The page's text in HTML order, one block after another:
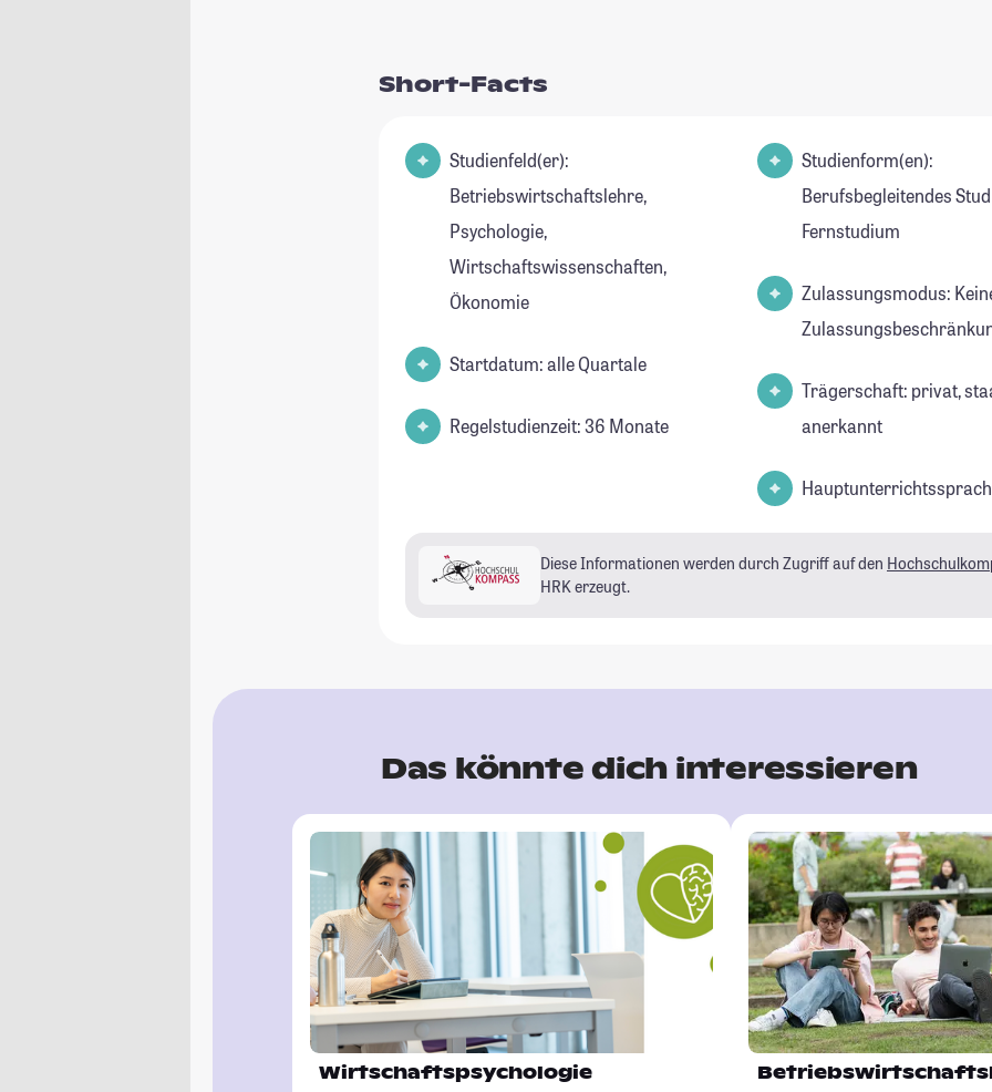
Short-Facts
Studienfeld(er):
Betriebswirtschaftslehre,
Psychologie,
Wirtschaftswissenschaften,
Ökonomie
Startdatum: alle Quartale
Regelstudienzeit: 36 Monate
Studienform(en):
Berufsbegleitendes
Fernstudium
Zulassungsmodus:
Trägerschaft: privat,
anerkannt
Diese Informationen werden durch Zugriff auf den
HRK erzeugt.
Das könnte dich interessieren
Wirtschaftspsychologie